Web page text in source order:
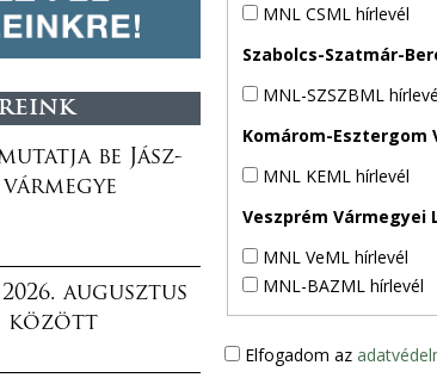
MNL CSML hírlevél
Szabolcs-Szatmár-
MNL-SZSZBML
Komárom-Esztergom
MNL KEML hírlevél
Veszprém Vármegyei
MNL VeML hírlevél
MNL-BAZML hírlevél
Elfogadom az
be Jász-
augusztus
között